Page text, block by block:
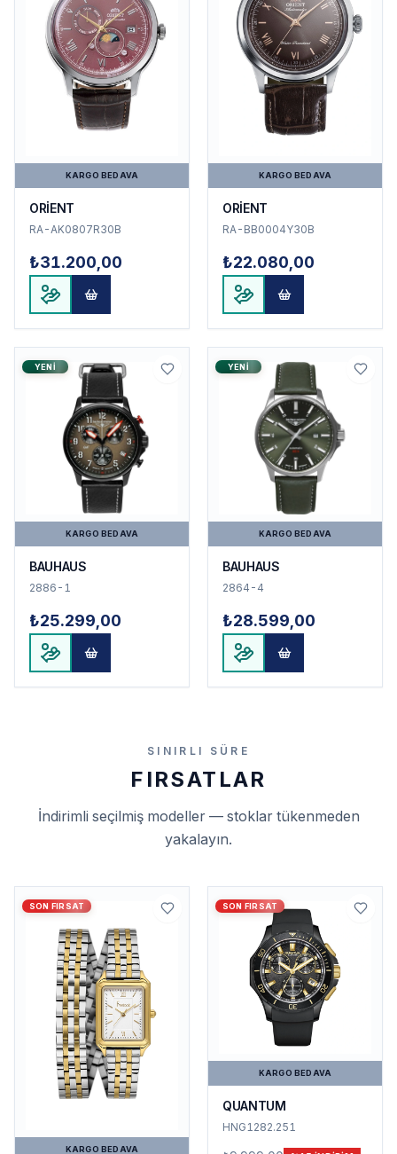
KARGO BEDAVA
ORİENT
RA-AK0807R30B
₺31.200,00
KARGO BEDAVA
ORİENT
RA-BB0004Y30B
₺22.080,00
YENI
KARGO BEDAVA
BAUHAUS
2886-1
₺25.299,00
YENI
KARGO BEDAVA
BAUHAUS
2864-4
₺28.599,00
SINIRLI SÜRE
FIRSATLAR
İndirimli seçilmiş modeller — stoklar tükenmeden
yakalayın.
SON FIRSAT
KARGO BEDAVA
SON FIRSAT
KARGO BEDAVA
QUANTUM
HNG1282.251